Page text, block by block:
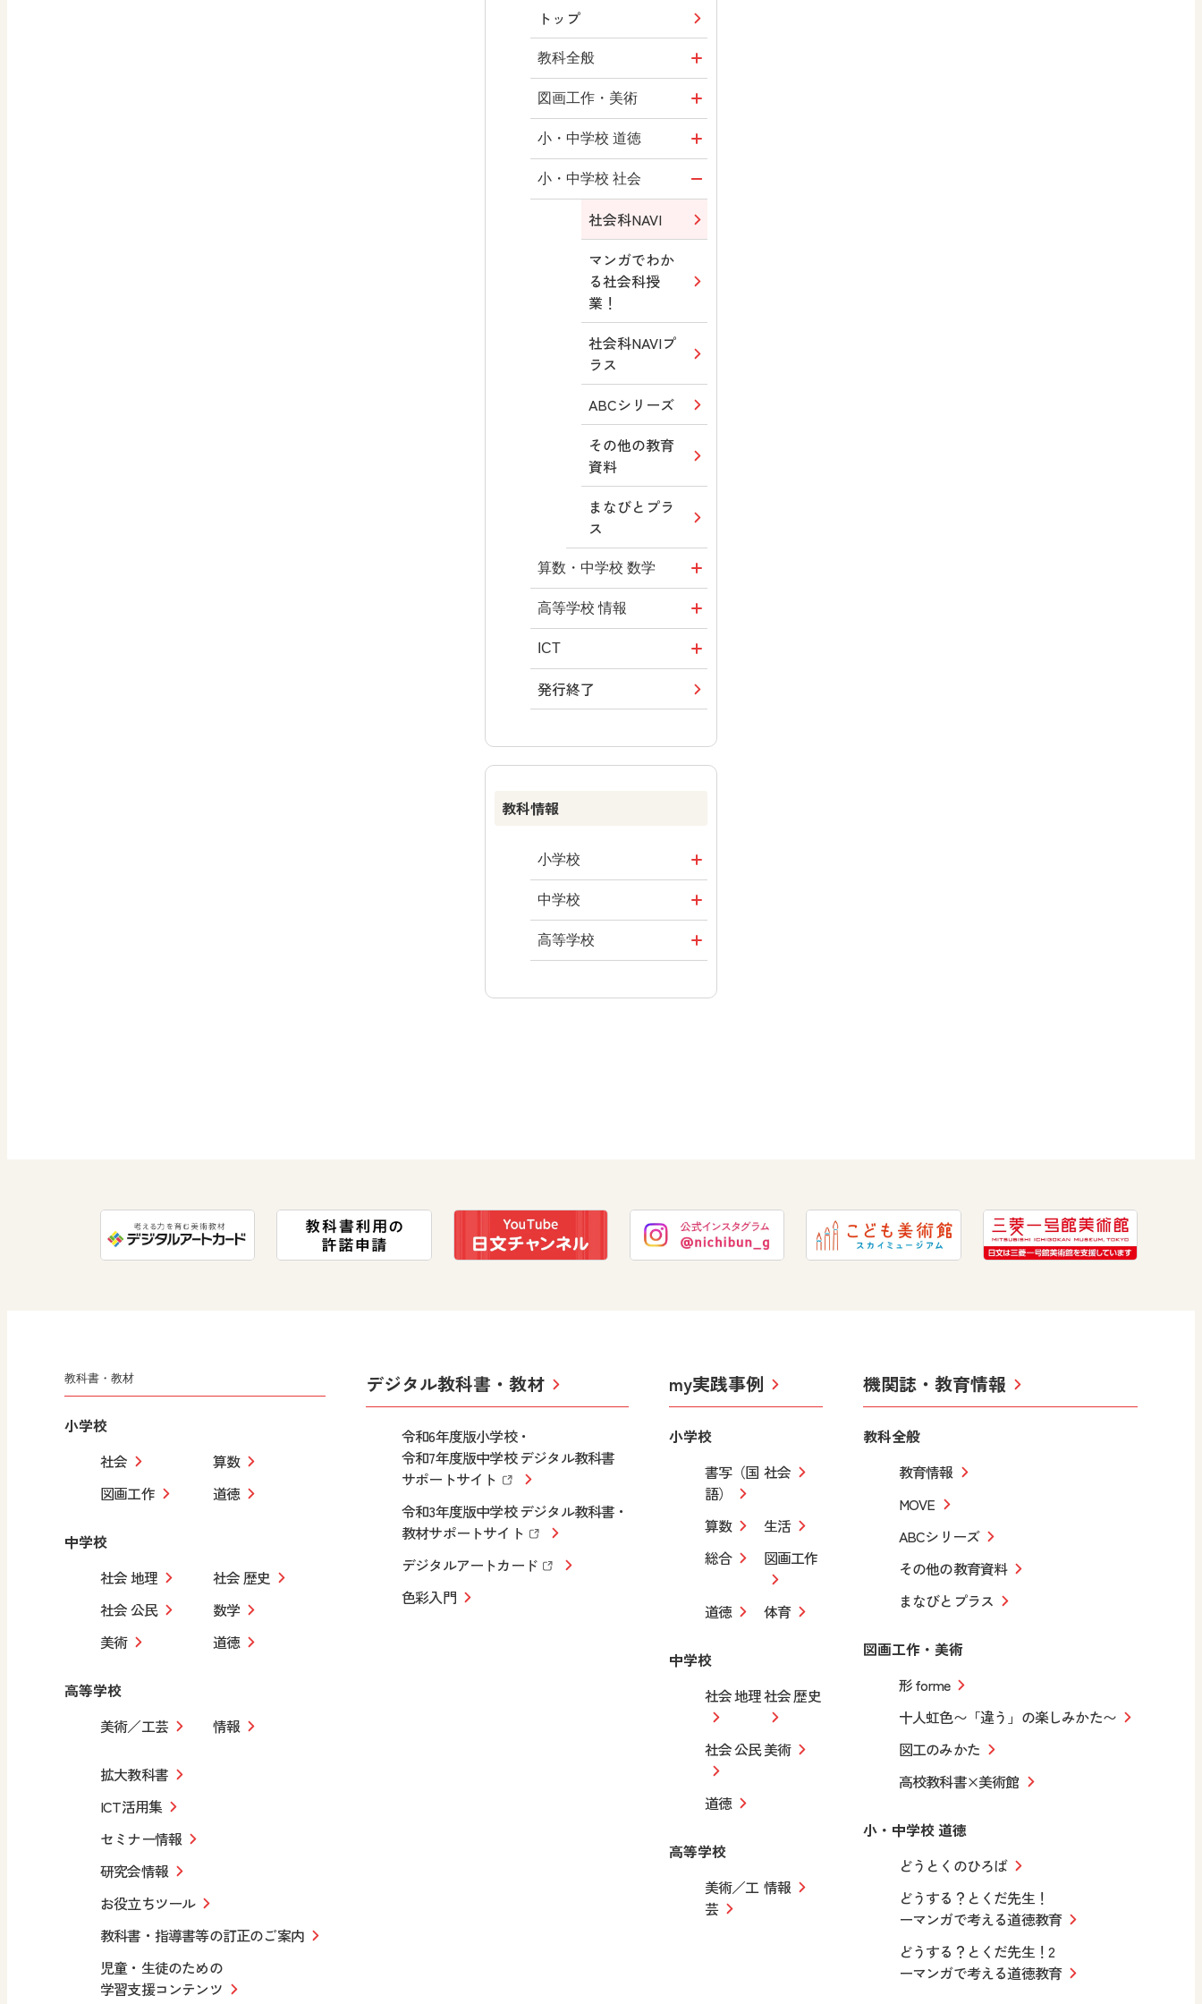
トップ
教科全般
教育情報
MOVE
ABCシリーズ
その他の教育
資料
まなびとプラ
ス
つなぐ つなが
る ICT
図画工作・美術
形 forme
十人虹色 ～
「違う」の楽
しみかた～
図工のみかた
高校教科書×
美術館
ABCシリーズ
その他の教育
資料
まなびとプラ
ス
小・中学校 道徳
どうとくのひ
ろば
どうする？と
くだ先生！
―マンガで考
える道徳教育
どうする？と
くだ先生！2
―マンガで考
える道徳教育
ABCシリーズ
その他の教育
資料
まなびとプラ
ス
小・中学校 社会
社会科NAVI
マンガでわか
る社会科授
業！
社会科NAVIプ
ラス
ABCシリーズ
その他の教育
資料
まなびとプラ
ス
算数・中学校 数学
ROOT
習状況調査
教科書活用の
ポイント
算数授業のス
その他の教育
資料
高等学校 情報
n
情報科プラス
その他の教育
資料
ICT
つなぐ つなが
る ICT
その他の教育
資料
発行終了
教科情報
小学校
算数
中学校
社会 地理
高等学校
教科書・教材
小学校
社会
算数
図画工作
道徳
中学校
社会 地理
社会 歴史
社会 公民
数学
美術
道徳
高等学校
美術／工芸
情報
拡大教科書
ICT活用集
セミナー情報
研究会情報
お役立ちツール
教科書・指導書等の訂正のご案内
児童・生徒のための
学習支援コンテンツ
デジタル教科書・教材
令和6年度版小学校・
令和7年度版中学校 デジタル教科書
サポートサイト
令和3年度版中学校 デジタル教科書・
教材サポートサイト
デジタルアートカード
色彩入門
my実践事例
小学校
書写（国
語）
社会
算数
生活
総合
図画工作
道徳 体育
中学校
社会 地理社会 歴史
社会 公民美術
道徳
高等学校
美術／工
芸
情報
機関誌・教育情報
教科全般
教育情報
MOVE
ABCシリーズ
その他の教育資料
まなびとプラス
図画工作・美術
形 forme
十人虹色〜「違う」の楽しみかた〜
図工のみかた
高校教科書×美術館
小・中学校 道徳
どうとくのひろば
どうする？とくだ先生！
ーマンガで考える道徳教育
どうする？とくだ先生！2
ーマンガで考える道徳教育